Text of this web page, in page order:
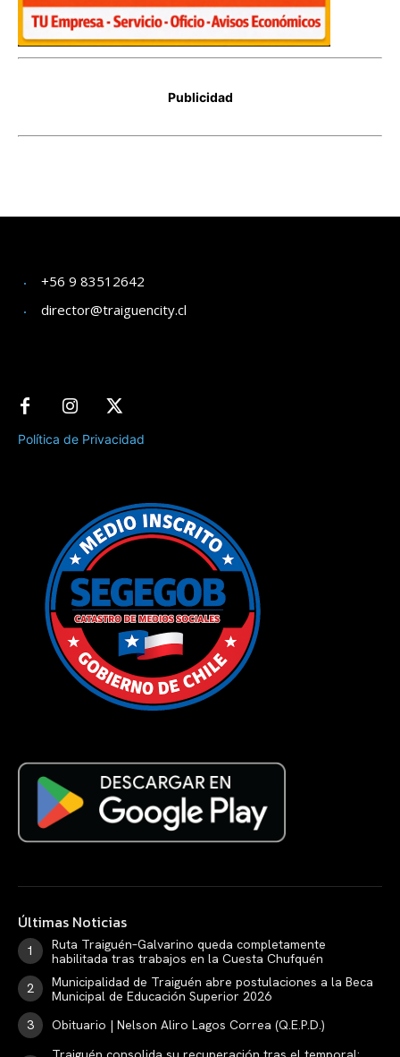
+56 9 83512642
director@traiguencity.cl
Política de Privacidad
Últimas Noticias
Ruta Traiguén–Galvarino queda completamente
habilitada tras trabajos en la Cuesta Chufquén
Municipalidad de Traiguén abre postulaciones a la Beca
Municipal de Educación Superior 2026
Obituario | Nelson Aliro Lagos Correa (Q.E.P.D.)